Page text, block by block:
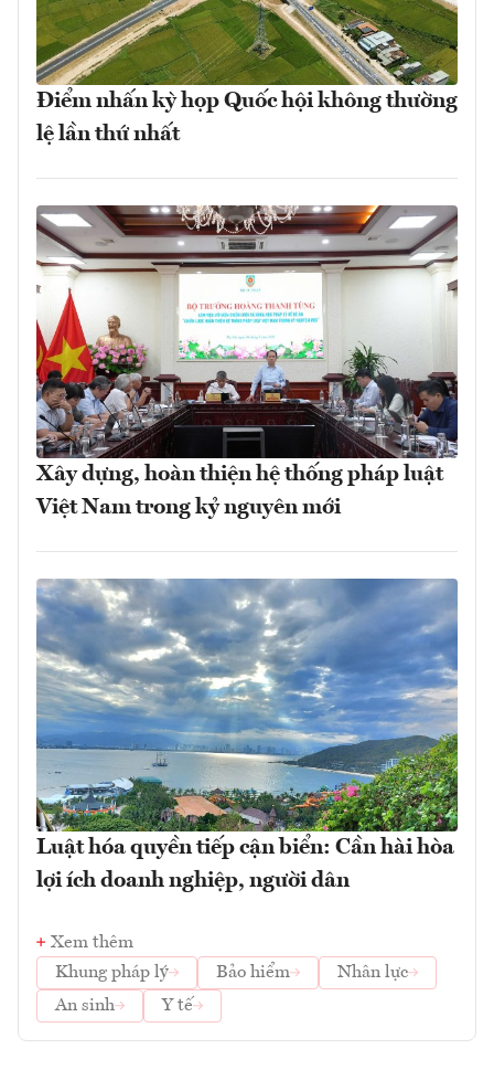
Điểm nhấn kỳ họp Quốc hội không thường
lệ lần thứ nhất
Xây dựng, hoàn thiện hệ thống pháp luật
Việt Nam trong kỷ nguyên mới
Luật hóa quyền tiếp cận biển: Cần hài hòa
lợi ích doanh nghiệp, người dân
Xem thêm
Khung pháp lý
Bảo hiểm
Nhân lực
An sinh
Y tế